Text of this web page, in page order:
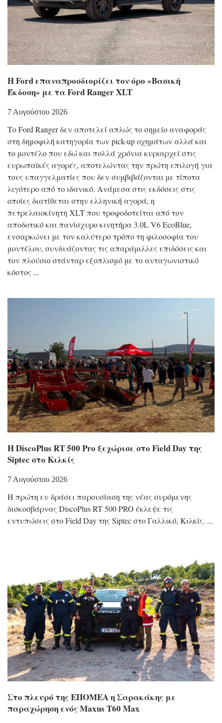
Η Ford επαναπροσδιορίζει τον όρο «Βασική
Έκδοση» με τα Ford Ranger XLT
7 Αυγούστου 2026
Το Ford Ranger δεν αποτελεί απλώς το σημείο αναφοράς
στη δημοφιλή κατηγορία των pick-up οχημάτων αλλά και
το μοντέλο που εδώ και πολλά χρόνια κυριαρχεί στις
ευρωπαϊκές αγορές, αποτελώντας την πρώτη επιλογή για
τους επαγγελματίες που δεν συμβιβάζονται με τίποτα
λιγότερο από το ιδανικό. Ανάμεσα στις εκδόσεις στις
οποίες διατίθεται στην ελληνική αγορά, η
πετρελαιοκίνητη XLT που τροφοδοτείται από τον
αποδοτικό και πανίσχυρο κινητήρα 3.0L V6 EcoBlue,
ενσαρκώνει με τον καλύτερο τρόπο τη φιλοσοφία του
μοντέλου, συνδυάζοντας τις απαράμιλλες επιδόσεις και
τον πλούσιο στάνταρ εξοπλισμό με το ανταγωνιστικό
κόστος
Η DiscoPlus RT 500 Pro ξεχώρισε στο Field Day της
Siptec στο Κιλκίς
7 Αυγούστου 2026
Η πρώτη εν δράσει παρουσίαση της νέας συρόμενης
δισκοσβάρνας DiscoPlus RT 500 PRO έκλεψε τις
εντυπώσεις στο Field Day της Siptec στο Γαλλικό, Κιλκίς.
Στο πλευρό της ΕΠΟΜΕΑ η Σαρακάκης με
παραχώρηση ενός Maxus T60 Max